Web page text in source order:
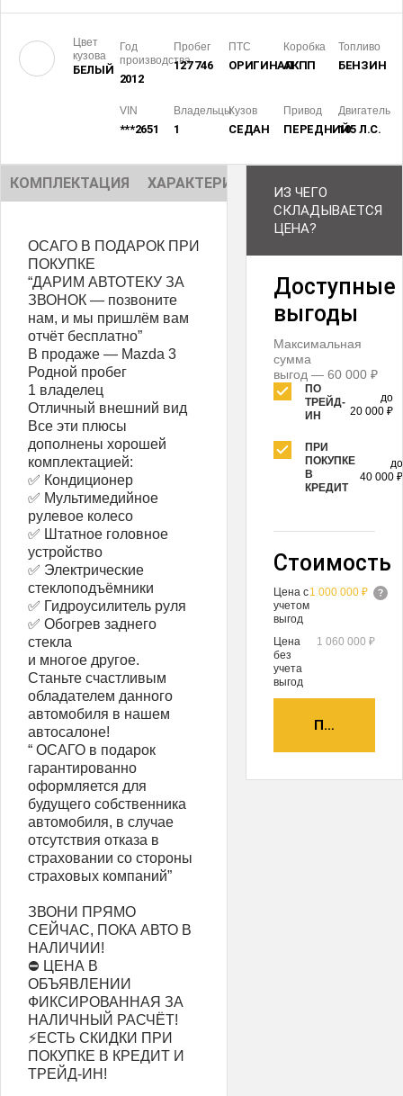
Цвет
кузова
БЕЛЫЙ
Год
производства
2012
Пробег
127 746
ПТС
ОРИГИНАЛ
Коробка
АКПП
Топливо
БЕНЗИН
VIN
***2651
Владельцы
1
Кузов
СЕДАН
Привод
ПЕРЕДНИЙ
Двигатель
105 Л.С.
КОМПЛЕКТАЦИЯ ХАРАКТЕРИСТИКИ ОПИСАНИЕ
ОСАГО В ПОДАРОК ПРИ
ПОКУПКЕ
“ДАРИМ АВТОТЕКУ ЗА
ЗВОНОК — позвоните
нам, и мы пришлём вам
отчёт бесплатно”
В продаже — Mazda 3
Родной пробег
1 владелец
Отличный внешний вид
Все эти плюсы
дополнены хорошей
комплектацией:
✅ Кондиционер
✅ Мультимедийное
рулевое колесо
✅ Штатное головное
устройство
✅ Электрические
стеклоподъёмники
✅ Гидроусилитель руля
✅ Обогрев заднего
стекла
и многое другое.
Станьте счастливым
обладателем данного
автомобиля в нашем
автосалоне!
“ ОСАГО в подарок
гарантированно
оформляется для
будущего собственника
автомобиля, в случае
отсутствия отказа в
страховании со стороны
страховых компаний”
ЗВОНИ ПРЯМО
СЕЙЧАС, ПОКА АВТО В
НАЛИЧИИ!
⛔ ЦЕНА В
ОБЪЯВЛЕНИИ
ФИКСИРОВАННАЯ ЗА
НАЛИЧНЫЙ РАСЧЁТ!
⚡ЕСТЬ СКИДКИ ПРИ
ПОКУПКЕ В КРЕДИТ И
ТРЕЙД-ИН!
ИЗ ЧЕГО
СКЛАДЫВАЕТСЯ
ЦЕНА?
Доступные
выгоды
Максимальная
сумма
выгод — 60 000 ₽
ПО
ТРЕЙД-
ИН
до
20 000 ₽
ПРИ
ПОКУПКЕ
В
КРЕДИТ
до
40 000 ₽
Стоимость
Цена с
учетом
выгод
1 000 000 ₽
Цена
без
учета
выгод
1 060 000 ₽
ПОЛУЧИТЬ